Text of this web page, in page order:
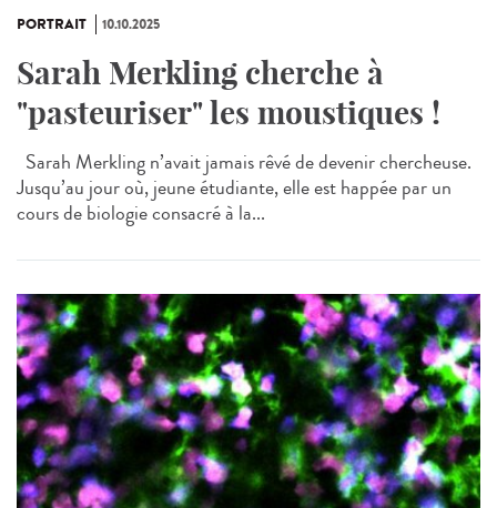
PORTRAIT 10.10.2025
Sarah Merkling cherche à
"pasteuriser" les moustiques !
Sarah Merkling n’avait jamais rêvé de devenir chercheuse.
Jusqu’au jour où, jeune étudiante, elle est happée par un
cours de biologie consacré à la...